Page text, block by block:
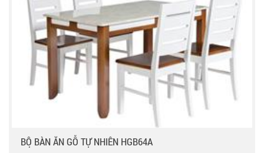
BỘ BÀN ĂN GỖ TỰ NHIÊN HGB64A